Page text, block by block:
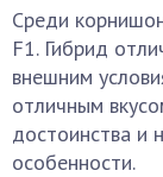
Среди
F1. Гибрид
внешним
отличным
достоинства и
особенности.